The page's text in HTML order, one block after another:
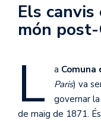
Els
món
L a Comuna
Paris) va
governar
de maig de 1871.